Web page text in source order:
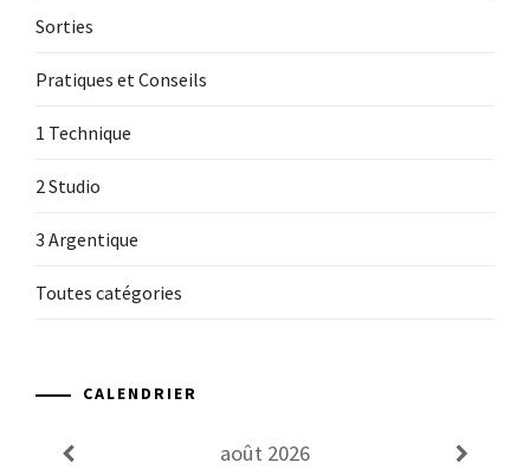
Sorties
Pratiques et Conseils
1 Technique
2 Studio
3 Argentique
Toutes catégories
CALENDRIER
août 2026